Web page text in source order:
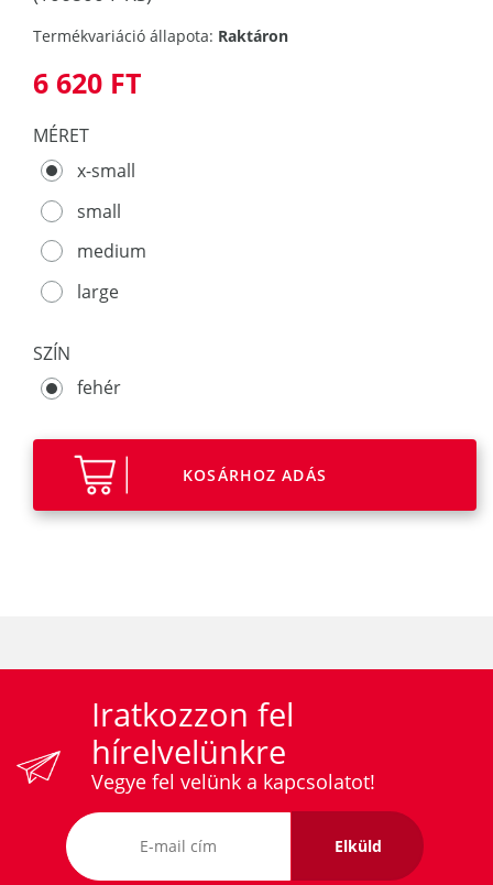
Termékvariáció állapota: Raktáron
6 620 FT
MÉRET
x-small
small
medium
large
SZÍN
fehér
KOSÁRHOZ ADÁS
Iratkozzon fel
hírelvelünkre
Vegye fel velünk a kapcsolatot!
Elküld